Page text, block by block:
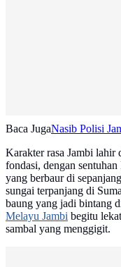
Baca JugaNasib Polisi
Karakter rasa Jambi lahir
fondasi, dengan
yang berbaur di
sungai terpanjang di
baung yang jadi bintang
Melayu Jambi begitu
sambal yang menggigit.